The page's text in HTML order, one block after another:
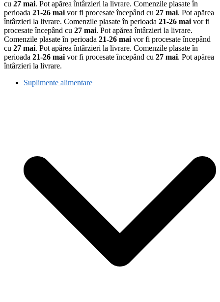
cu 27 mai. Pot apărea întârzieri la livrare. Comenzile plasate în
perioada 21-26 mai vor fi procesate începând cu 27 mai. Pot apărea
întârzieri la livrare. Comenzile plasate în perioada 21-26 mai vor fi
procesate începând cu 27 mai. Pot apărea întârzieri la livrare.
Comenzile plasate în perioada 21-26 mai vor fi procesate începând
cu 27 mai. Pot apărea întârzieri la livrare. Comenzile plasate în
perioada 21-26 mai vor fi procesate începând cu 27 mai. Pot apărea
întârzieri la livrare.
Suplimente alimentare